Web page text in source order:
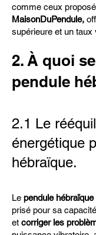
comme ceux
MaisonDuPendule,
supérieure et un taux
2. À quoi
pendule
2.1 Le
énergétique
hébraïque.
Le pendule hébraïque
prisé pour sa
et corriger les